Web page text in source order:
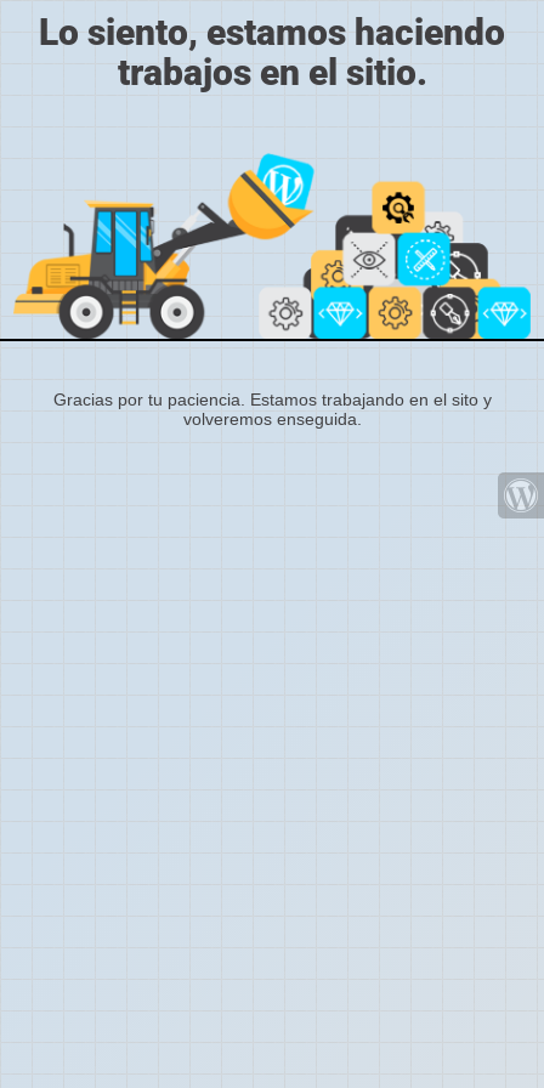
Lo siento, estamos haciendo
trabajos en el sitio.
Gracias por tu paciencia. Estamos trabajando en el sito y
volveremos enseguida.